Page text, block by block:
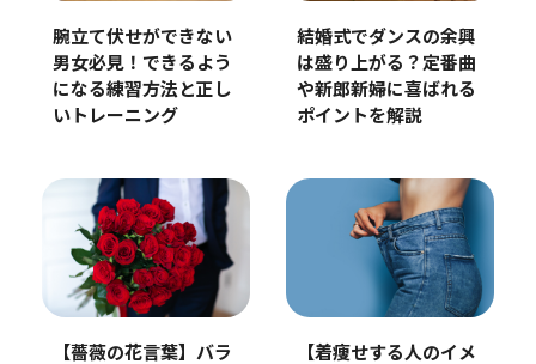
腕立て伏せができない
男女必見！できるよう
になる練習方法と正し
いトレーニング
結婚式でダンスの余興
は盛り上がる？定番曲
や新郎新婦に喜ばれる
ポイントを解説
【薔薇の花言葉】バラ
【着痩せする人のイメ